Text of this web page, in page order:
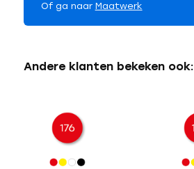
Of ga naar Maatwerk
Andere klanten bekeken ook: